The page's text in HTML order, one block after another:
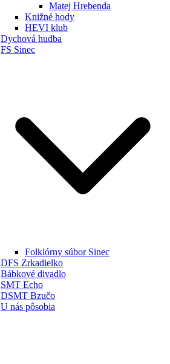
Matej Hrebenda
Knižné hody
HEVI klub
Dychová hudba
FS Sinec
Folklórny súbor Sinec
DFS Zrkadielko
Bábkové divadlo
SMT Echo
DSMT Bzučo
U nás pôsobia